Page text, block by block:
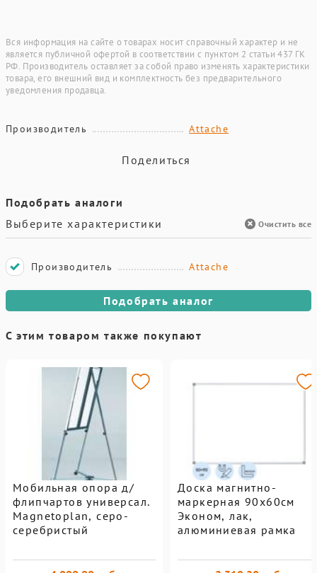
Вся информация на сайте о товарах носит справочный характер и не
является публичной офертой в соответствии с пунктом 2 статьи 437 ГК
РФ. Производитель оставляет за собой право изменять характеристики
товара, его внешний вид и комплектность без предварительного
уведомления продавца.
Производитель Attache
Поделиться
Подобрать аналоги
Выберите характеристики
Очистить все
Производитель Attache
Подобрать аналог
С этим товаром также покупают
Мобильная опора д/
флипчартов универсал.
Magnetoplan, серо-
серебристый
Доска магнитно-
маркерная 90х60см
Эконом, лак,
алюминиевая рамка